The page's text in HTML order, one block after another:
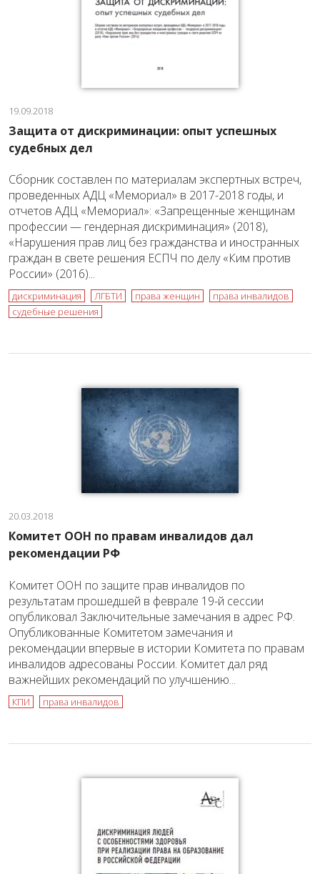
19.09.2018
Защита от дискриминации: опыт успешных
судебных дел
Сборник составлен по материалам экспертных встреч,
проведенных АДЦ «Мемориал» в 2017-2018 годы, и
отчетов АДЦ «Мемориал»: «Запрещенные женщинам
профессии — гендерная дискриминация» (2018),
«Нарушения прав лиц без гражданства и иностранных
граждан в свете решения ЕСПЧ по делу «Ким против
России» (2016)...
дискриминация ЛГБТИ права женщин
права инвалидов
судебные решения
20.03.2018
Комитет ООН по правам инвалидов дал
рекомендации РФ
Комитет ООН по защите прав инвалидов по
результатам прошедшей в феврале 19-й сессии
опубликовал Заключительные замечания в адрес РФ.
Опубликованные Комитетом замечания и
рекомендации впервые в истории Комитета по правам
инвалидов адресованы России. Комитет дал ряд
важнейших рекомендаций по улучшению...
КПИ права инвалидов